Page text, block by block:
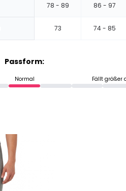
78 - 89 86 - 97
73 74 - 85
Passform:
Normal Fällt größer